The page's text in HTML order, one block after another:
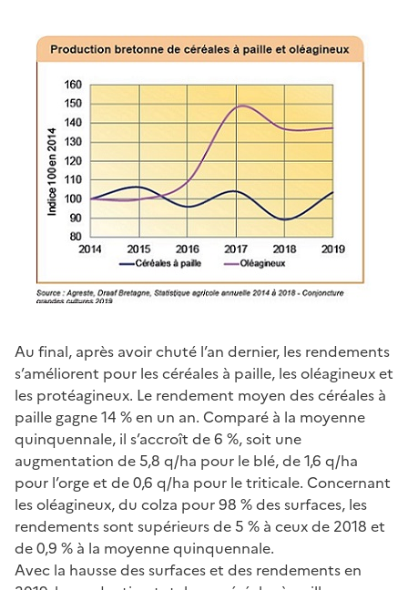
Au final, après avoir chuté l’an dernier, les rendements
s’améliorent pour les céréales à paille, les oléagineux et
les protéagineux. Le rendement moyen des céréales à
paille gagne 14 % en un an. Comparé à la moyenne
quinquennale, il s’accroît de 6 %, soit une
augmentation de 5,8 q/ha pour le blé, de 1,6 q/ha
pour l’orge et de 0,6 q/ha pour le triticale. Concernant
les oléagineux, du colza pour 98 % des surfaces, les
rendements sont supérieurs de 5 % à ceux de 2018 et
de 0,9 % à la moyenne quinquennale.
Avec la hausse des surfaces et des rendements en